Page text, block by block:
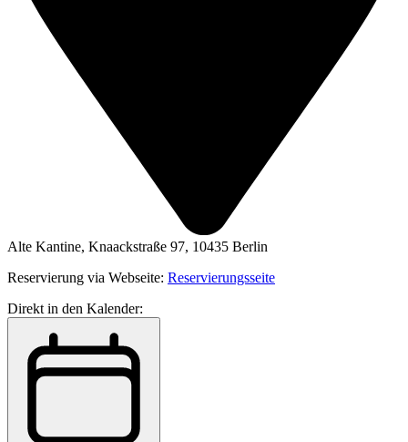
Alte Kantine, Knaackstraße 97, 10435 Berlin
Reservierung via Webseite: Reservierungsseite
Direkt in den Kalender: